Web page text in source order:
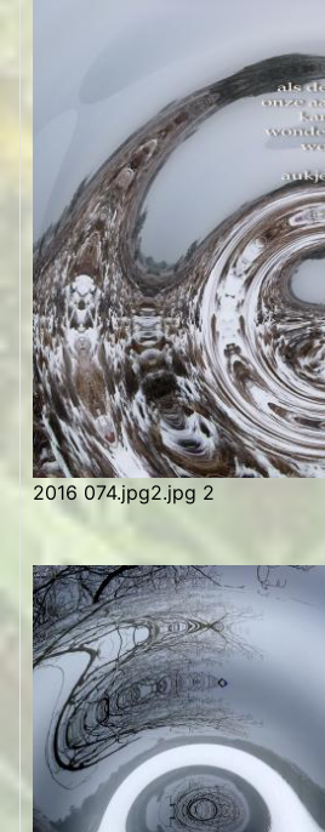
2016 074.jpg2.jpg 2